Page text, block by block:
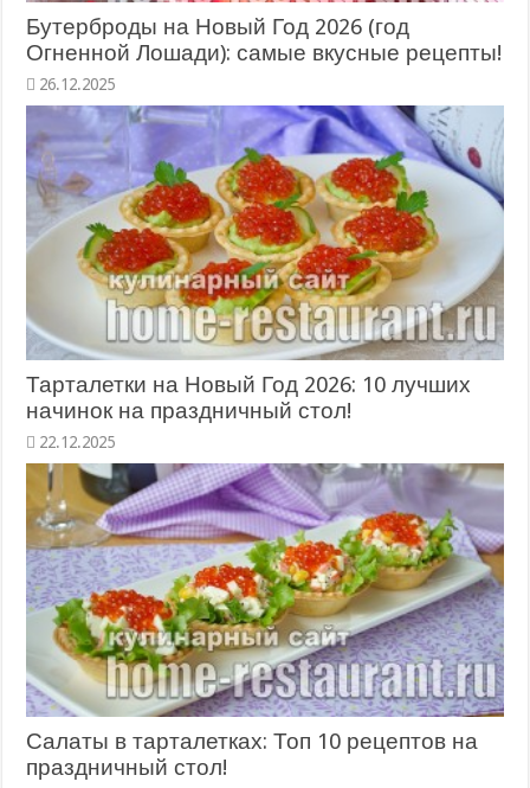
Бутерброды на Новый Год 2026 (год
Огненной Лошади): самые вкусные рецепты!
26.12.2025
Тарталетки на Новый Год 2026: 10 лучших
начинок на праздничный стол!
22.12.2025
Салаты в тарталетках: Топ 10 рецептов на
праздничный стол!